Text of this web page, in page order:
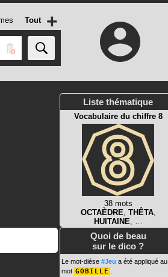
Tout +
Liste thématique
Vocabulaire du chiffre 8
38 mots
OCTAÈDRE, THÊTA,
HUITAINE, …
Quoi de beau
sur le dico ?
Le mot-dièse #Jeu a été appliqué au
mot GOBILLE